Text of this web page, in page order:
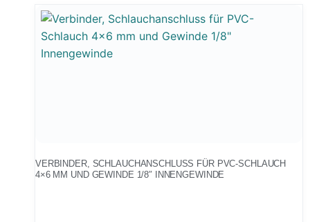
VERBINDER, SCHLAUCHANSCHLUSS FÜR PVC-SCHLAUCH
4×6 MM UND GEWINDE 1/8″ INNENGEWINDE